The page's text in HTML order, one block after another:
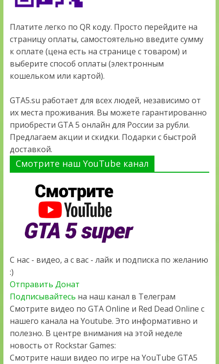
Платите легко по QR коду. Просто перейдите на
страницу оплаты, самостоятельно введите сумму
к оплате (цена есть на странице с товаром) и
выберите способ оплаты (электронным
кошельком или картой).
GTA5.su работает для всех людей, независимо от
их места проживания. Вы можете гарантированно
приобрести GTA 5 онлайн для России за рубли.
Предлагаем акции и скидки. Подарки с быстрой
доставкой.
Смотрите наш YouTube канал
С нас - видео, а с вас - лайк и подписка по желанию
:)
Отправить Донат
Подписывайтесь на наш канал в Телеграм
Смотрите видео по GTA Online и Red Dead Online с
нашего канала на Youtube. Это информативно и
полезно. В центре внимания на этой неделе
новость от Rockstar Games:
Смотрите наши видео по игре на YouTube GTA5